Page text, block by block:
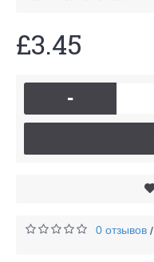
£3.45
-
0 отзывов /